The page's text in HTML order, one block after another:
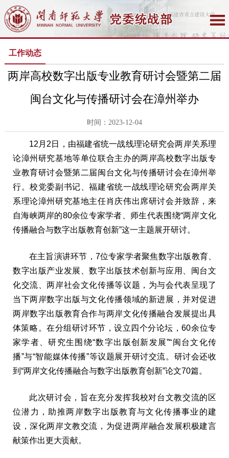
工作动态
两岸高校数字出版专业教育研讨会暨第二届
闽台文化与传播研讨会在漳州举办
时间：2023-12-04
12月2日，由福建省统一战线理论研究会两岸关系理
论漳州研究基地等单位联合主办的两岸高校数字出版专
业教育研讨会暨第二届闽台文化与传播研讨会在漳州举
行。校党委副书记、福建省统一战线理论研究会两岸关
系理论漳州研究基地主任肖庆伟出席研讨会并致辞，来
自海峡两岸的80余位专家学者、师生代表围绕“两岸文化
传播融合与数字出版教育创新”这一主题展开研讨。
在主旨演讲环节，7位专家学者聚焦数字出版教育、
数字出版产业发展、数字出版技术创新与应用、闽台文
化交流、两岸社会文化传播等议题，为与会代表呈现了
当下两岸数字出版与文化传播领域的新进展，并对促进
两岸数字出版教育合作与两岸文化传播融合发展提出具
体策略。在分组研讨环节，设立四个分论坛，60余位专
家学者、研究生围绕“数字出版创新发展”“闽台文化传
播”与“智能媒体传播”等议题展开研讨交流。研讨会还收
到“两岸文化传播融合与数字出版教育创新”论文70篇。
此次研讨会，旨在充分发挥我校对台文教交流的区
位潜力，助推两岸数字出版教育与文化传播事业的建
设，深化两岸文教交流，为促进两岸融合发展积极建言
献策作出更大贡献。